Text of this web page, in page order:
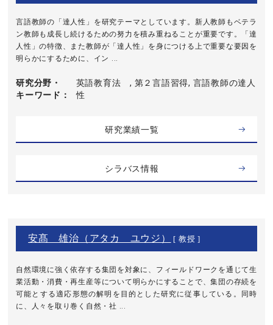
言語教師の「達人性」を研究テーマとしています。新人教師もベテラ
ン教師も成長し続けるための努力を積み重ねることが重要です。「達
人性」の特徴、また教師が「達人性」を身につける上で重要な要因を
明らかにするために、イン ...
研究分野・
キーワード
英語教育法 , 第２言語習得, 言語教師の達人
性
研究業績一覧
シラバス情報
安髙 雄治（アタカ ユウジ） [ 教授 ]
自然環境に強く依存する集団を対象に、フィールドワークを通じて生
業活動・消費・再生産等について明らかにすることで、集団の存続を
可能とする適応形態の解明を目的とした研究に従事している。同時
に、人々を取り巻く自然・社 ...